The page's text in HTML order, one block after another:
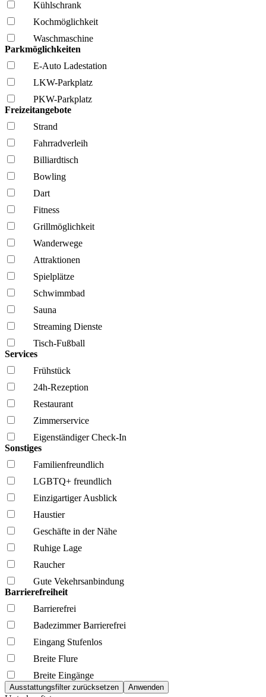
Kühl­schrank
Kochmöglich­keit
Wasch­maschine
Parkmöglichkeiten
E-Auto Ladestation
LKW-Parkplatz
PKW-Parkplatz
Freizeitangebote
Strand
Fahrrad­verleih
Billiardtisch
Bowling
Dart
Fitness
Grillmöglich­keit
Wanderwege
Attraktionen
Spielplätze
Schwimmbad
Sauna
Streaming Dienste
Tisch-Fußball
Services
Frühstück
24h-Rezeption
Restaurant
Zimmerservice
Eigenständiger Check-In
Sonstiges
Familien­freundlich
LGBTQ+ freundlich
Einzigartiger Ausblick
Haustier
Geschäfte in der Nähe
Ruhige Lage
Raucher
Gute Vekehrsanbindung
Barrierefreiheit
Barrierefrei
Badezimmer Barrierefrei
Eingang Stufenlos
Breite Flure
Breite Eingänge